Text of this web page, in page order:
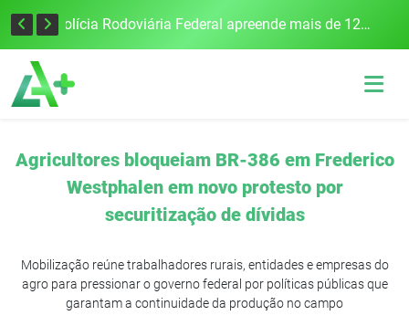
Tecnologia inovadora desenvolvida na UFSM/FW utiliza drones e IA para monitorar a qualidade da água Polícia Rodoviária Federal apreende mais de 120 quilos de maconha na BR-386, em Frederico Westphalen
Agricultores bloqueiam BR-386 em Frederico
Westphalen em novo protesto por
securitização de dívidas
Mobilização reúne trabalhadores rurais, entidades e empresas do
agro para pressionar o governo federal por políticas públicas que
garantam a continuidade da produção no campo